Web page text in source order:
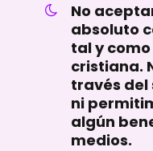
No
absoluto
tal y
cristiana.
través del
ni
algún
medios.